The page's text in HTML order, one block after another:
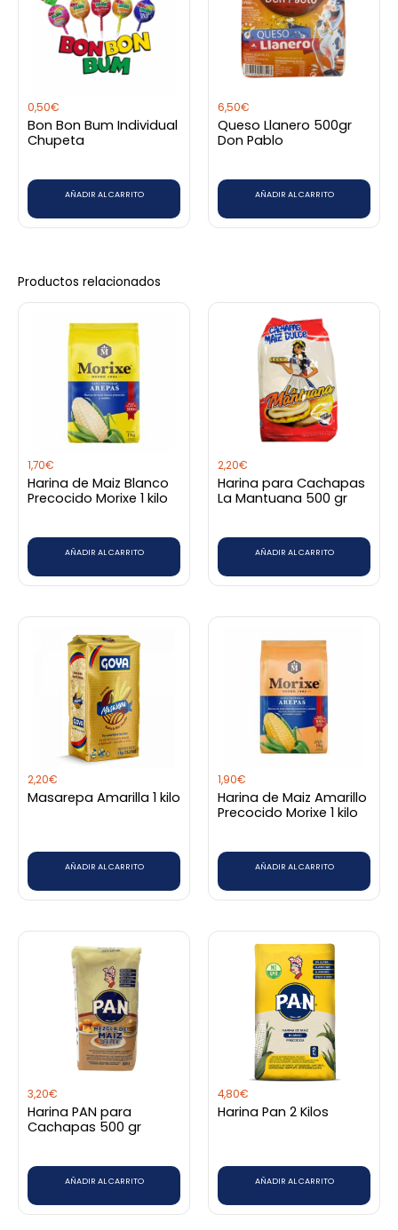
0,50€
Bon Bon Bum Individual
Chupeta
AÑADIR AL CARRITO
6,50€
Queso Llanero 500gr
Don Pablo
AÑADIR AL CARRITO
Productos relacionados
1,70€
Harina de Maiz Blanco
Precocido Morixe 1 kilo
AÑADIR AL CARRITO
2,20€
Harina para Cachapas
La Mantuana 500 gr
AÑADIR AL CARRITO
2,20€
Masarepa Amarilla 1 kilo
AÑADIR AL CARRITO
1,90€
Harina de Maiz Amarillo
Precocido Morixe 1 kilo
AÑADIR AL CARRITO
3,20€
Harina PAN para
Cachapas 500 gr
AÑADIR AL CARRITO
4,80€
Harina Pan 2 Kilos
AÑADIR AL CARRITO